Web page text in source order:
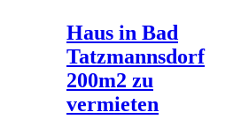
Haus in Bad
Tatzmannsdorf
200m2 zu
vermieten